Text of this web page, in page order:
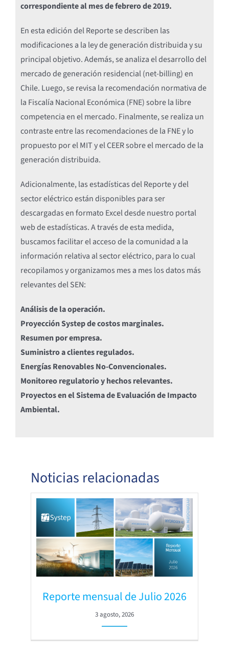
correspondiente al mes de febrero de 2019.
En esta edición del Reporte se describen las
modificaciones a la ley de generación distribuida y su
principal objetivo. Además, se analiza el desarrollo del
mercado de generación residencial (net-billing) en
Chile. Luego, se revisa la recomendación normativa de
la Fiscalía Nacional Económica (FNE) sobre la libre
competencia en el mercado. Finalmente, se realiza un
contraste entre las recomendaciones de la FNE y lo
propuesto por el MIT y el CEER sobre el mercado de la
generación distribuida.
Adicionalmente, las estadísticas del Reporte y del
sector eléctrico están disponibles para ser
descargadas en formato Excel desde nuestro portal
web de estadísticas. A través de esta medida,
buscamos facilitar el acceso de la comunidad a la
información relativa al sector eléctrico, para lo cual
recopilamos y organizamos mes a mes los datos más
relevantes del SEN:
Análisis de la operación.
Proyección Systep de costos marginales.
Resumen por empresa.
Suministro a clientes regulados.
Energías Renovables No-Convencionales.
Monitoreo regulatorio y hechos relevantes.
Proyectos en el Sistema de Evaluación de Impacto
Ambiental.
Noticias relacionadas
Reporte mensual de Julio 2026
3 agosto, 2026